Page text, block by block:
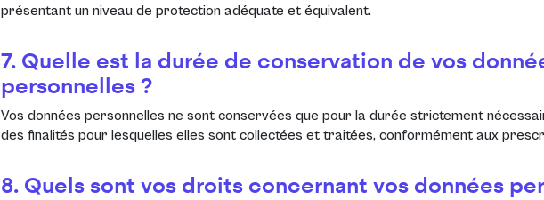
présentant un niveau de protection adéquate et équivalent.
7. Quelle est la durée de conservation de vos
personnelles ?
Vos données personnelles ne sont conservées que pour la durée strictement
des finalités pour lesquelles elles sont collectées et traitées, conformément aux
8. Quels sont vos droits concernant vos données